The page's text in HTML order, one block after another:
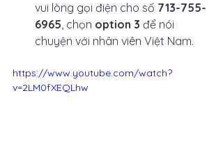
vui lòng gọi điện cho số 713-755-
6965, chọn option 3 để nói
chuyện với nhân viên Việt Nam.
https://www.youtube.com/watch?
v=2LM0fXEQLhw